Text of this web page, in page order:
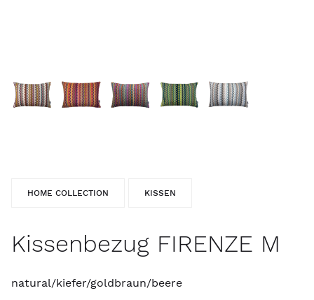
HOME COLLECTION KISSEN
Kissenbezug FIRENZE M
natural/kiefer/goldbraun/beere